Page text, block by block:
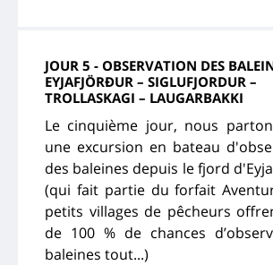
JOUR 5 - OBSERVATION DES
EYJAFJÖRÐUR – SIGLUFJORDUR –
TROLLASKAGI – LAUGARBAKKI
Le cinquième jour, nous
une excursion en bateau
des baleines depuis le fjord
(qui fait partie du forfait
petits villages de pêcheurs
de 100 % de chances
baleines tout...)